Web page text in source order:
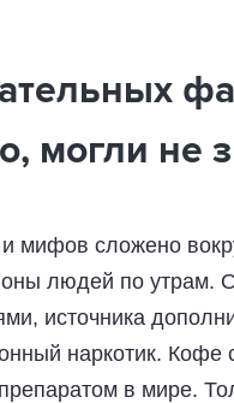
могли не
мифов сложено
людей по утрам.
источника
наркотик.
в мире.